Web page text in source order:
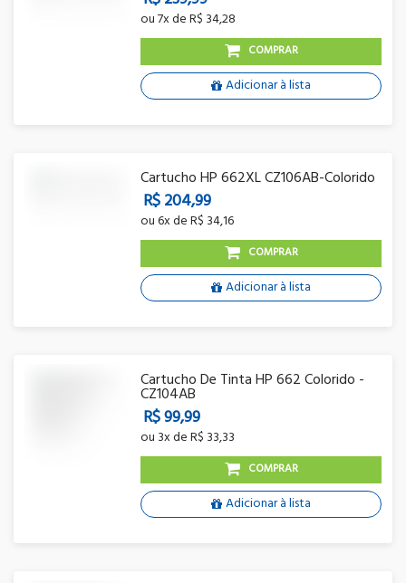
ou7xdeR$ 34,28
COMPRAR
Adicionar à lista
Cartucho HP 662XL CZ106AB-Colorido
R$ 204,99
ou6xdeR$ 34,16
COMPRAR
Adicionar à lista
Cartucho De Tinta HP 662 Colorido -
CZ104AB
R$ 99,99
ou 3xdeR$ 33,33
COMPRAR
Adicionar à lista